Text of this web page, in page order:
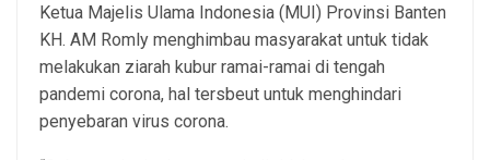
Ketua Majelis Ulama Indonesia (MUI) Provinsi Banten
KH. AM Romly menghimbau masyarakat untuk tidak
melakukan ziarah kubur ramai-ramai di tengah
pandemi corona, hal tersbeut untuk menghindari
penyebaran virus corona.